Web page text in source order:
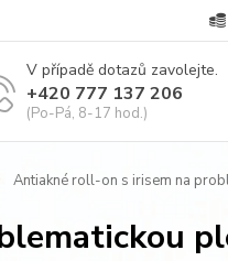
V případě dotazů zavolejte.
+420 777 137 206
(Po-Pá, 8-17 hod.)
Antiakné roll-on s irisem na